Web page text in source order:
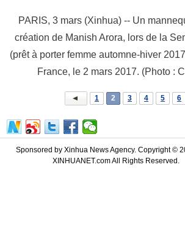
PARIS, 3 mars (Xinhua) -- Un
création de Manish Arora, lors de la
(prêt à porter femme automne-hiver
France, le 2 mars 2017. (Photo :
1 2 3 4 5 6
Sponsored by Xinhua News Agency. Copyright ©
XINHUANET.com All Rights Reserved.